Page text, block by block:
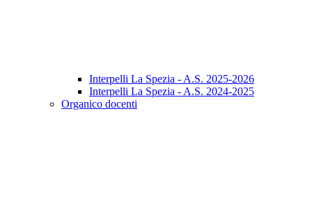
Interpelli La Spezia - A.S. 2025-2026
Interpelli La Spezia - A.S. 2024-2025
Organico docenti